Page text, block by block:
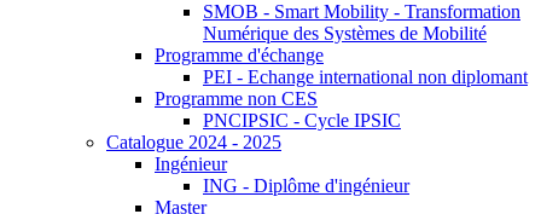
SMOB - Smart Mobility - Transformation
Numérique des Systèmes de Mobilité
Programme d'échange
PEI - Echange international non diplomant
Programme non CES
PNCIPSIC - Cycle IPSIC
Catalogue 2024 - 2025
Ingénieur
ING - Diplôme d'ingénieur
Master